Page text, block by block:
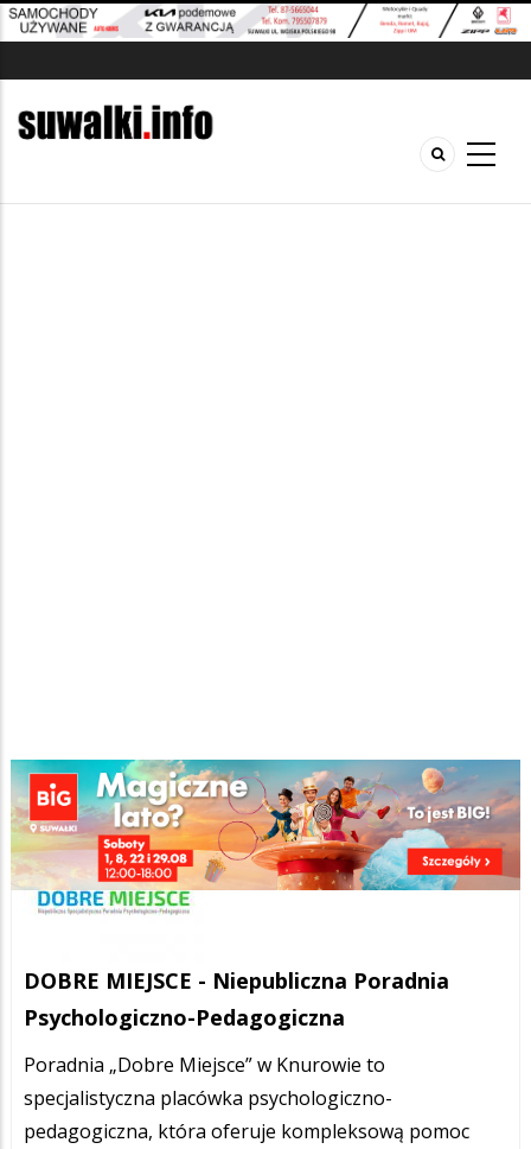
DOBRE MIEJSCE - Niepubliczna Poradnia
Psychologiczno-Pedagogiczna
Poradnia „Dobre Miejsce” w Knurowie to
specjalistyczna placówka psychologiczno-
pedagogiczna, która oferuje kompleksową pomoc